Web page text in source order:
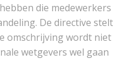
die medewerkers
De directive stelt
omschrijving wordt niet
wetgevers wel gaan